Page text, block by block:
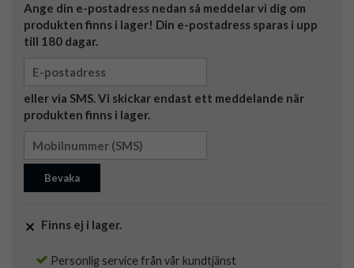
Ange din e-postadress nedan så meddelar vi dig om
produkten finns i lager! Din e-postadress sparas i upp
till 180 dagar.
eller via SMS. Vi skickar endast ett meddelande när
produkten finns i lager.
Bevaka
Finns ej i lager.
Personlig service från vår kundtjänst